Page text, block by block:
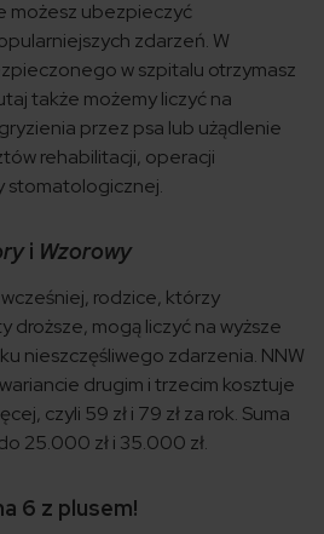
możesz ubezpieczyć
zdarzeń. W
w szpitalu otrzymasz
także możemy liczyć na
przez psa lub użądlenie
rehabilitacji, operacji
stomatologicznej.
i Wzorowy
rodzice, którzy
droższe, mogą liczyć na wyższe
nieszczęśliwego zdarzenia. NNW
drugim i trzecim kosztuje
czyli 59 zł i 79 zł za rok. Suma
25.000 zł i 35.000 zł.
6 z plusem!